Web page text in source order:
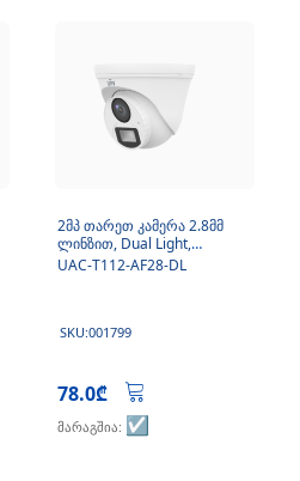
2მპ თარეთ კამერა 2.8მმ
ლინზით, Dual Light,
მიკროფონი
UAC-T112-AF28-DL
SKU:001799
78.0₾
მარაგშია: ☑️